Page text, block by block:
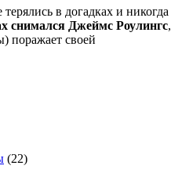
в догадках и никогда
снимался Джеймс Роулингс,
поражает своей
(22)